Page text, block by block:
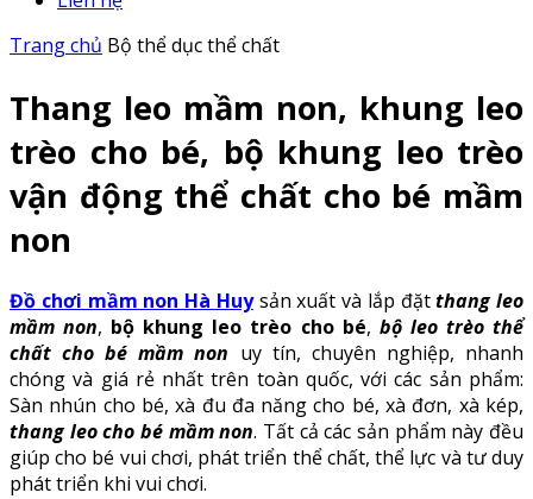
Trang chủ Bộ thể dục thể chất
Thang leo mầm non, khung leo
trèo cho bé, bộ khung leo trèo
vận động thể chất cho bé mầm
non
Đồ chơi mầm non Hà Huysản xuất và lắp đặtthang leo
mầm non, bộ khung leo trèo cho bé, bộ leo trèo thể
chất cho bé mầm non uy tín, chuyên nghiệp, nhanh
chóng và giá rẻ nhất trên toàn quốc, với các sản phẩm:
Sàn nhún cho bé, xà đu đa năng cho bé, xà đơn, xà kép,
thang leo cho bé mầm non. Tất cả các sản phẩm này đều
giúp cho bé vui chơi, phát triển thể chất, thể lực và tư duy
phát triển khi vui chơi.